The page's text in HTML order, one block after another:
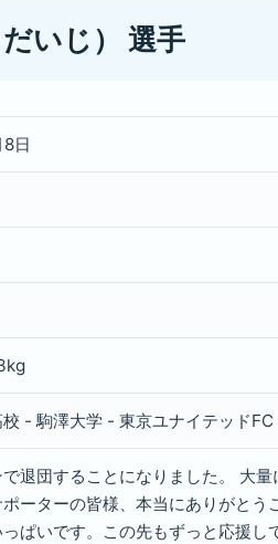
いじ） 選手
日
- 駒澤大学 - 東京ユナイテッド
退団することになりました。 大
ーターの皆様、本当にありがと
ぱいです。この先もずっと応援